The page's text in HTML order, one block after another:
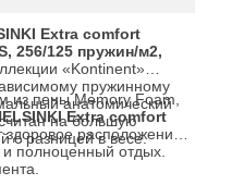
Extra comfort
, 256/125 пружин/м2,
«Kontinent»
пружинному
анатомический
на большую
с разницей в весе.
из пены Memory Foam,
Extra comfort
здоровое расположение
полноценный отдых.